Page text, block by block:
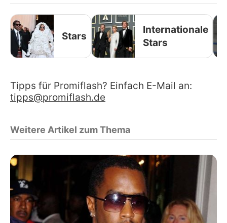
Stars
Internationale
Stars
Tipps für Promiflash? Einfach E-Mail an:
tipps@promiflash.de
Weitere Artikel zum Thema